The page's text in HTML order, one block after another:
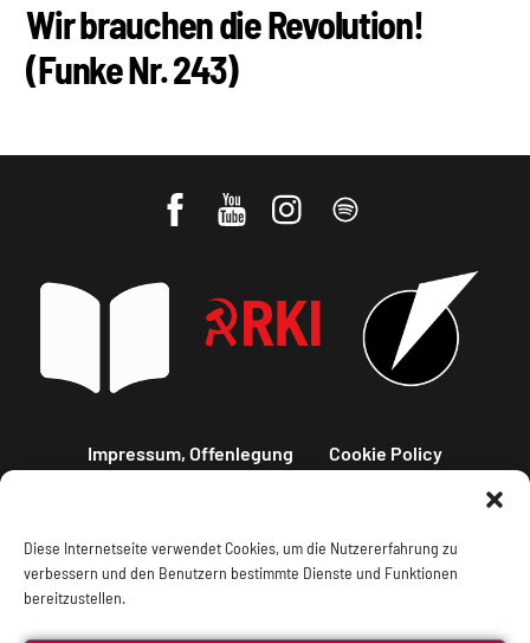
Diese Internetseite verwendet Cookies, um die Nutzererfahrung zu
verbessern und den Benutzern bestimmte Dienste und Funktionen
bereitzustellen.
Wir brauchen die Revolution!
(Funke Nr. 243)
Impressum, Offenlegung Cookie Policy